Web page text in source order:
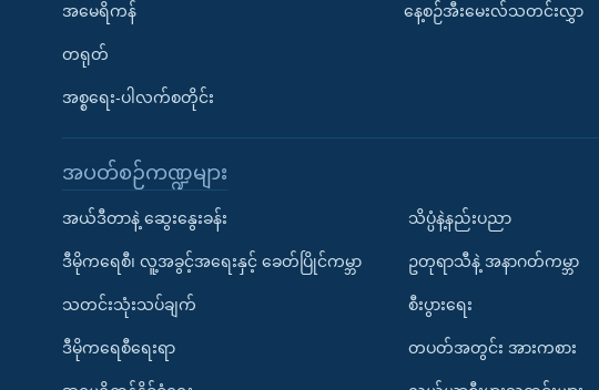
အမေရိကန်
တရုတ်
အစ္စရေး-ပါလက်စတိုင်း
နေ့စဉ်အီးမေးလ်သတင်းလွှာ
အပတ်စဉ်ကဏ္ဍများ
အယ်ဒီတာနဲ့ ဆွေးနွေးခန်း
ဒီမိုကရေစီ၊ လူ့အခွင့်အရေးနှင့် ခေတ်ပြိုင်ကမ္ဘာ
သတင်းသုံးသပ်ချက်
ဒီမိုကရေစီရေးရာ
သိပ္ပံနဲ့နည်းပညာ
ဥတုရာသီနဲ့ အနာဂတ်ကမ္ဘာ
စီးပွားရေး
တပတ်အတွင်း အားကစား